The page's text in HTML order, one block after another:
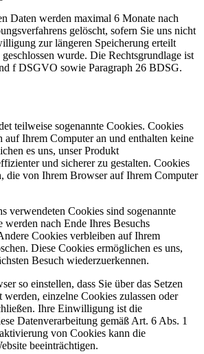
Daten werden maximal 6 Monate nach
gelöscht, sofern Sie uns nicht
zur längeren Speicherung erteilt
wurde. Die Rechtsgrundlage ist
f DSGVO sowie Paragraph 26 BDSG.
teilweise sogenannte Cookies. Cookies
auf Ihrem Computer an und enthalten keine
es uns, unser Produkt
und sicherer zu gestalten. Cookies
die von Ihrem Browser auf Ihrem Computer
verwendeten Cookies sind sogenannte
werden nach Ende Ihres Besuchs
Cookies verbleiben auf Ihrem
Diese Cookies ermöglichen es uns,
Besuch wiederzuerkennen.
so einstellen, dass Sie über das Setzen
einzelne Cookies zulassen oder
Ihre Einwilligung ist die
Datenverarbeitung gemäß Art. 6 Abs. 1
von Cookies kann die
beeinträchtigen.